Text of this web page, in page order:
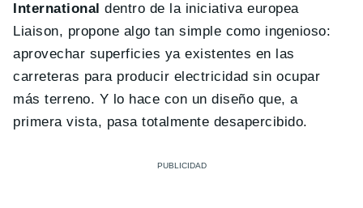
Internationaldentro de la iniciativa europea
Liaison, propone algo tan simple como ingenioso:
aprovechar superficies ya existentes en las
carreteras para producir electricidad sin ocupar
más terreno. Y lo hace con un diseño que, a
primera vista, pasa totalmente desapercibido.